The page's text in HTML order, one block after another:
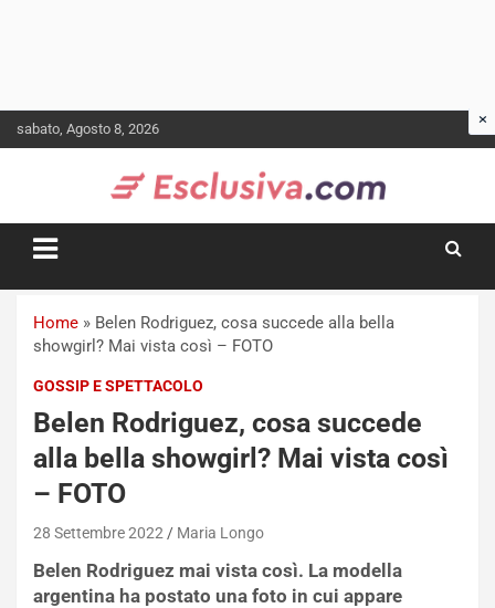
to
sabato, Agosto 8, 2026
Home » Belen Rodriguez, cosa succede alla bella
showgirl? Mai vista così – FOTO
GOSSIP E SPETTACOLO
Belen Rodriguez, cosa succede
alla bella showgirl? Mai vista così
– FOTO
28 Settembre 2022 Maria Longo
Belen Rodriguez mai vista così. La modella
argentina ha postato una foto in cui appare